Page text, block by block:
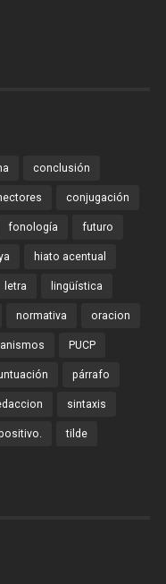
conclusión
conjugación
fonología futuro
hiato acentual
letra lingüística
normativa oracion
PUCP
párrafo
sintaxis
tilde